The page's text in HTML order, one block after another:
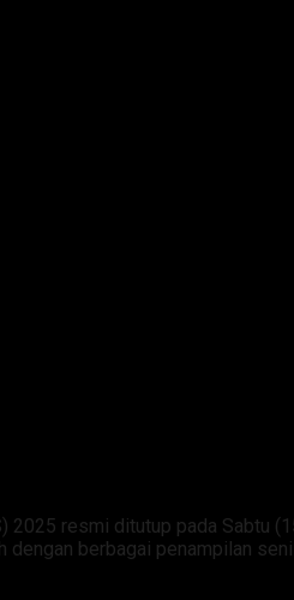
2025 resmi ditutup pada
berbagai penampilan